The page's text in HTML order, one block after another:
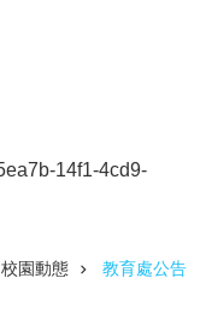
校園動態 教育處公告